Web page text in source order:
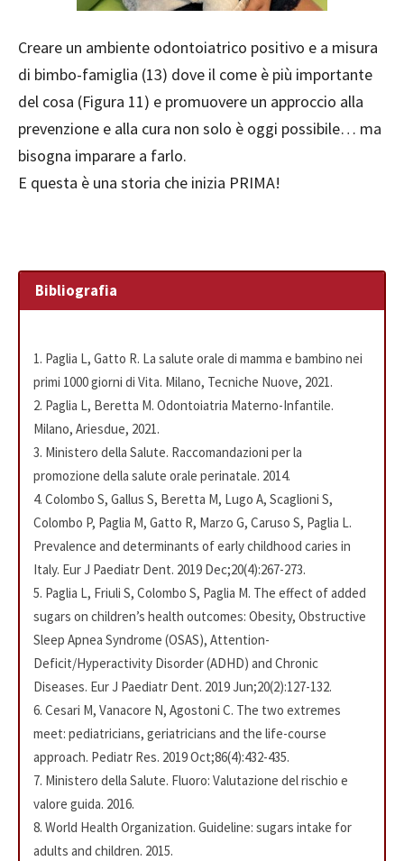
Creare un ambiente odontoiatrico positivo e a misura
di bimbo-famiglia (13) dove il come è più importante
del cosa (Figura 11) e promuovere un approccio alla
prevenzione e alla cura non solo è oggi possibile… ma
bisogna imparare a farlo.
E questa è una storia che inizia PRIMA!
Bibliografia
1. Paglia L, Gatto R. La salute orale di mamma e bambino nei
primi 1000 giorni di Vita. Milano, Tecniche Nuove, 2021.
2. Paglia L, Beretta M. Odontoiatria Materno-Infantile.
Milano, Ariesdue, 2021.
3. Ministero della Salute. Raccomandazioni per la
promozione della salute orale perinatale. 2014.
4. Colombo S, Gallus S, Beretta M, Lugo A, Scaglioni S,
Colombo P, Paglia M, Gatto R, Marzo G, Caruso S, Paglia L.
Prevalence and determinants of early childhood caries in
Italy. Eur J Paediatr Dent. 2019 Dec;20(4):267-273.
5. Paglia L, Friuli S, Colombo S, Paglia M. The effect of added
sugars on children’s health outcomes: Obesity, Obstructive
Sleep Apnea Syndrome (OSAS), Attention-
Deficit/Hyperactivity Disorder (ADHD) and Chronic
Diseases. Eur J Paediatr Dent. 2019 Jun;20(2):127-132.
6. Cesari M, Vanacore N, Agostoni C. The two extremes
meet: pediatricians, geriatricians and the life-course
approach. Pediatr Res. 2019 Oct;86(4):432-435.
7. Ministero della Salute. Fluoro: Valutazione del rischio e
valore guida. 2016.
8. World Health Organization. Guideline: sugars intake for
adults and children. 2015.